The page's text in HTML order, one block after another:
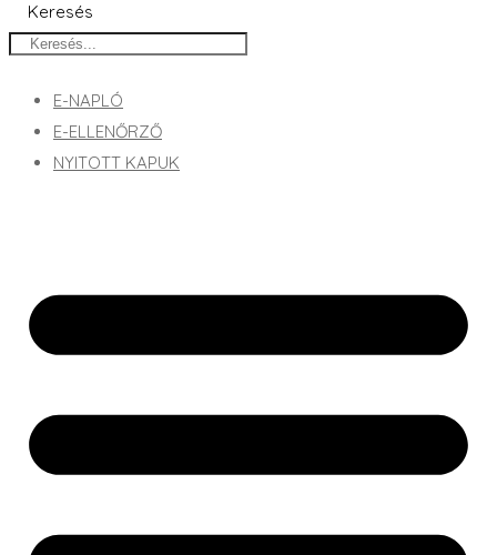
Keresés
E-NAPLÓ
E-ELLENŐRZŐ
NYITOTT KAPUK